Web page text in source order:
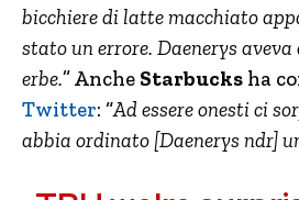
bicchiere di latte macchiato
stato un errore. Daenerys
erbe.” Anche Starbucks ha
Twitter: “Ad essere onesti ci
abbia ordinato [Daenerys ndr]